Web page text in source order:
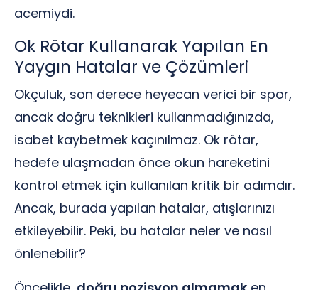
acemiydi.
Ok Rötar Kullanarak Yapılan En
Yaygın Hatalar ve Çözümleri
Okçuluk, son derece heyecan verici bir spor,
ancak doğru teknikleri kullanmadığınızda,
isabet kaybetmek kaçınılmaz. Ok rötar,
hedefe ulaşmadan önce okun hareketini
kontrol etmek için kullanılan kritik bir adımdır.
Ancak, burada yapılan hatalar, atışlarınızı
etkileyebilir. Peki, bu hatalar neler ve nasıl
önlenebilir?